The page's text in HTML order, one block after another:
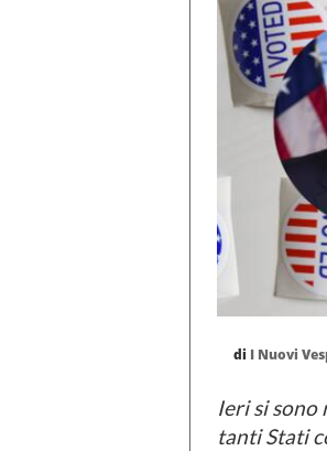
di I Nuovi
Ieri si sono
tanti Stati